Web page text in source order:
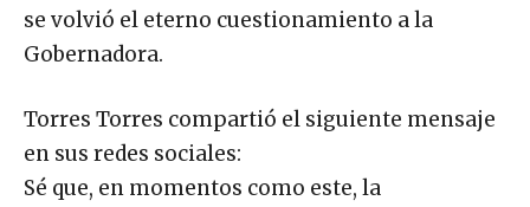
se volvió el eterno cuestionamiento a la
Gobernadora.
Torres Torres compartió el siguiente mensaje
en sus redes sociales:
Sé que, en momentos como este, la